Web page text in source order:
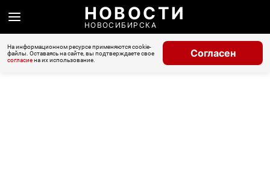
НОВОСТИ
НОВОСИБИРСКА
На информационном ресурсе применяются cookie-
файлы. Оставаясь на сайте, вы подтверждаете свое
согласиена их использование.
Согласен